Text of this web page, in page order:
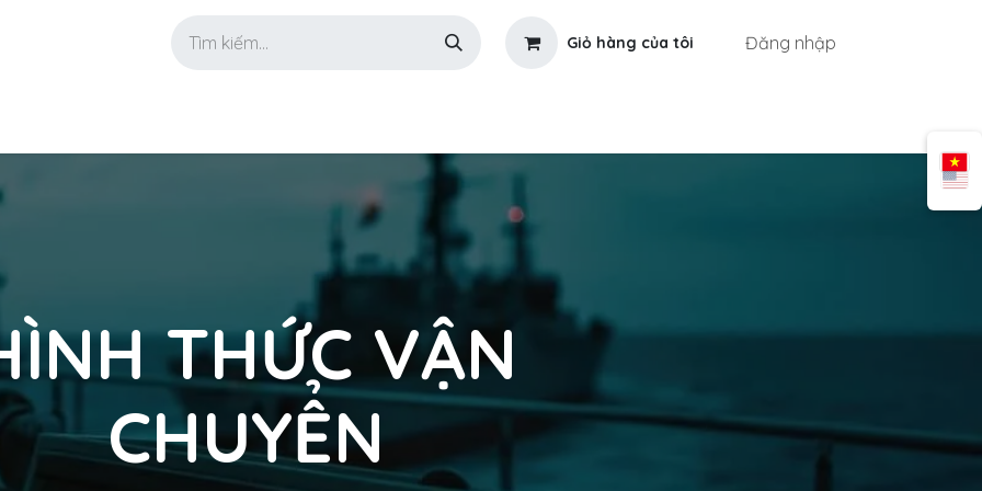
Giỏ hàng của tôi Đăng nhập
THỨC VẬN
CHUYỂN